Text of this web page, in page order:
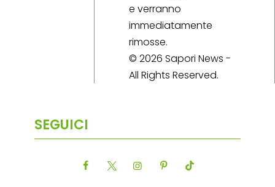
e verranno
immediatamente
rimosse.
© 2026 Sapori News -
All Rights Reserved.
SEGUICI